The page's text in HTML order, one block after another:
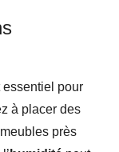
essentiel pour
à placer des
près